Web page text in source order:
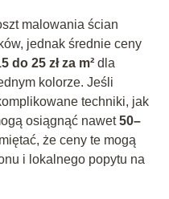
malowania ścian
jednak średnie ceny
do 25 zł za m²dla
kolorze. Jeśli
techniki, jak
osiągnąć nawet50–
że ceny te mogą
i lokalnego popytu na